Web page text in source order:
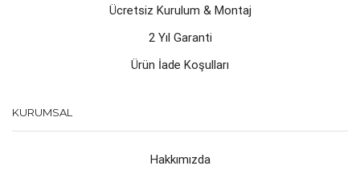
Ücretsiz Kurulum & Montaj
2 Yıl Garanti
Ürün İade Koşulları
KURUMSAL
Hakkımızda